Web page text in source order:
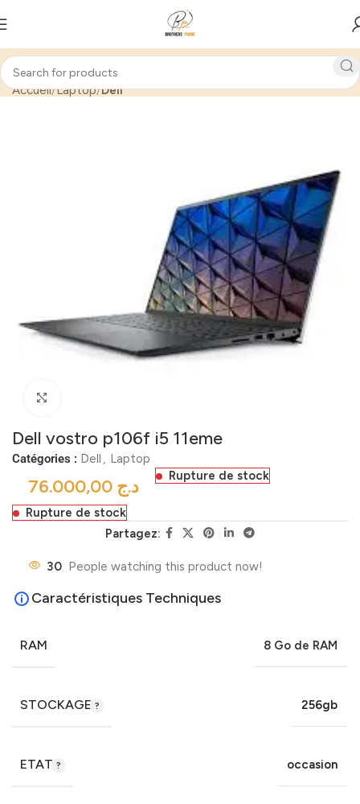
Accueil Laptop Dell
Dell vostro p106f i5 11eme
Catégories : Dell , Laptop
د.ج Rupture de stock
Rupture de stock
Partagez:
30 People watching this product now!
Caractéristiques Techniques
RAM 8 Go de RAM
STOCKAGE 256gb
ETAT occasion